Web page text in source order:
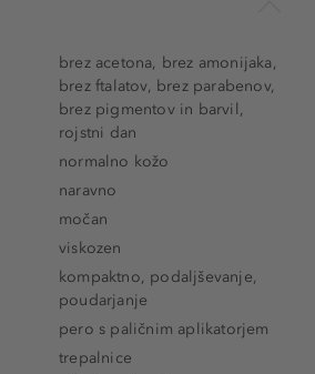
brez acetona, brez amonijaka,
brez ftalatov, brez parabenov,
brez pigmentov in barvil,
rojstni dan
normalno kožo
naravno
močan
viskozen
kompaktno, podaljševanje,
poudarjanje
pero s paličnim aplikatorjem
trepalnice